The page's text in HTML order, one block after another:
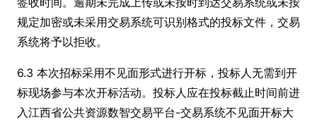
规定加密或未采用交易系统可识别格式的投标文件，交易
系统将予以拒收。
6.3 本次招标采用不见面形式进行开标，投标人无需到开
标现场参与本次开标活动。投标人应在投标截止时间前进
入江西省公共资源数智交易平台-交易系统不见面开标大